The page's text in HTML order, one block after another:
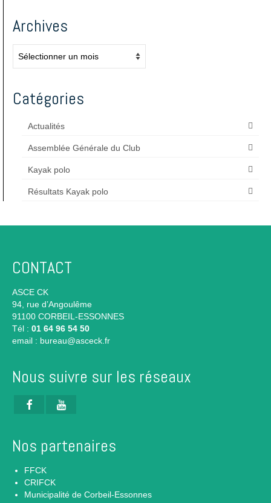
Archives
Catégories
Actualités
Assemblée Générale du Club
Kayak polo
Résultats Kayak polo
CONTACT
ASCE CK
94, rue d’Angoulême
91100 CORBEIL-ESSONNES
Tél : 01 64 96 54 50
email : bureau@asceck.fr
Nous suivre sur les réseaux
Nos partenaires
FFCK
CRIFCK
Municipalité de Corbeil-Essonnes